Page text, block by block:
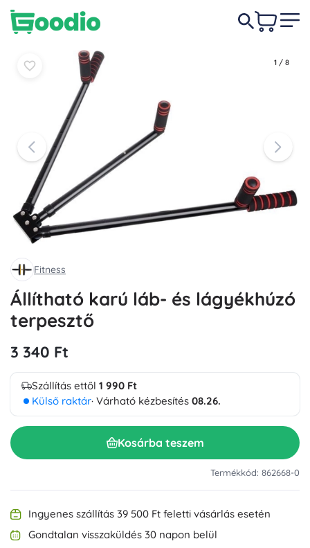
1 / 8
Fitness
Állítható karú láb- és lágyékhúzó
terpesztő
3 340 Ft
Szállítás ettől 1 990 Ft
Külső raktár· Várható kézbesítés 08.26.
Kosárba teszem
Termékkód: 862668-0
Ingyenes szállítás 39 500 Ft feletti vásárlás esetén
Gondtalan visszaküldés 30 napon belül
3 340 Ft Kosárba